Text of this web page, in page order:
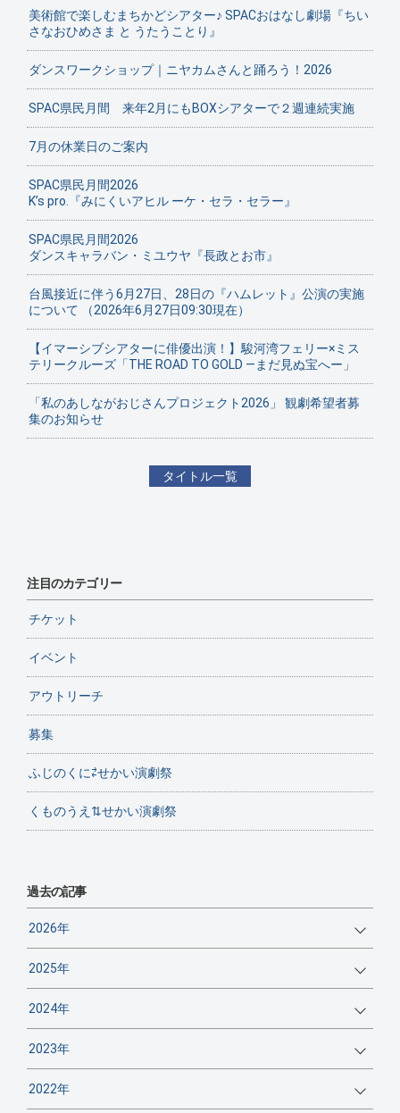
美術館で楽しむまちかどシアター♪ SPACおはなし劇場『ちい
さなおひめさま と うたうことり』
ダンスワークショップ｜ニヤカムさんと踊ろう！2026
SPAC県民月間 来年2月にもBOXシアターで２週連続実施
7月の休業日のご案内
SPAC県民月間2026
K’s pro.『みにくいアヒル ーケ・セラ・セラー』
SPAC県民月間2026
ダンスキャラバン・ミユウヤ『長政とお市』
台風接近に伴う6月27日、28日の『ハムレット』公演の実施
について （2026年6月27日09:30現在）
【イマーシブシアターに俳優出演！】駿河湾フェリー×ミス
テリークルーズ「THE ROAD TO GOLD ―まだ見ぬ宝へー」
「私のあしながおじさんプロジェクト2026」 観劇希望者募
集のお知らせ
タイトル一覧
注目のカテゴリー
チケット
イベント
アウトリーチ
募集
ふじのくに⇄せかい演劇祭
くものうえ⇅せかい演劇祭
過去の記事
2026年
2025年
2024年
2023年
2022年